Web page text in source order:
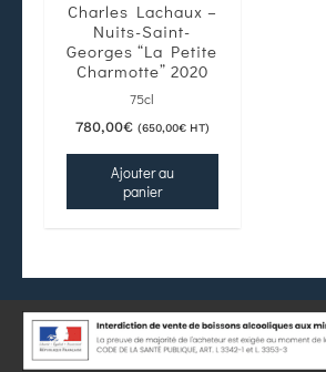
Charles Lachaux –
Nuits-Saint-
Georges “La Petite
Charmotte” 2020
75cl
780,00€ (650,00€HT)
Ajouter au
panier